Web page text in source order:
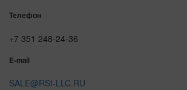
Телефон
+7 351 248-24-36
E-mail
SALE@RSI-LLC.RU